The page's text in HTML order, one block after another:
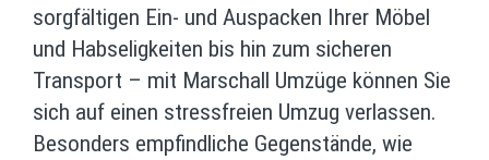
sorgfältigen Ein- und Auspacken Ihrer Möbel
und Habseligkeiten bis hin zum sicheren
Transport – mit Marschall Umzüge können Sie
sich auf einen stressfreien Umzug verlassen.
Besonders empfindliche Gegenstände, wie